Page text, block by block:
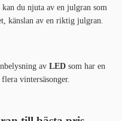
du njuta av en julgran som
känslan av en riktig julgran.
av LED som har en
vintersäsonger.